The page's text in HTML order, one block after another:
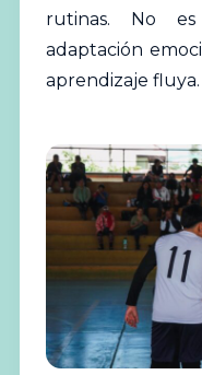
rutinas. No
adaptación
aprendizaje fluya.